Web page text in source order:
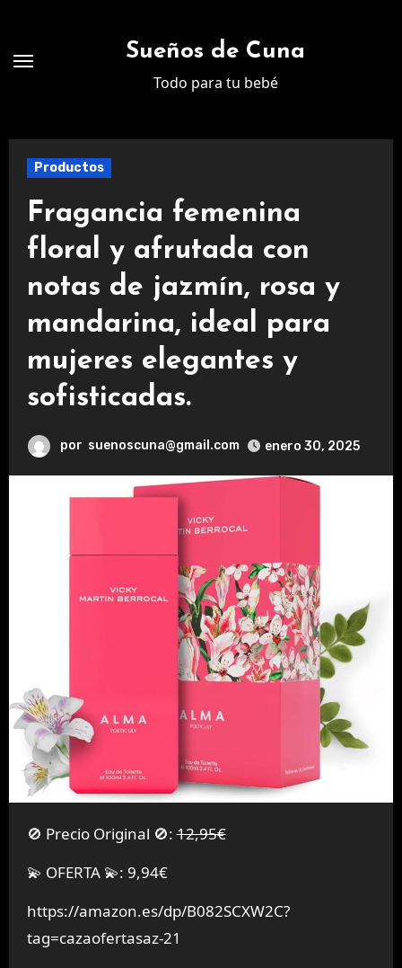
contenido
Sueños de Cuna
Todo para tu bebé
Productos
Fragancia femenina
floral y afrutada con
notas de jazmín, rosa y
mandarina, ideal para
mujeres elegantes y
sofisticadas.
por suenoscuna@gmail.com enero 30, 2025
🚫 Precio Original 🚫:12,95€
💫 OFERTA 💫: 9,94€
https://amazon.es/dp/B082SCXW2C?
tag=cazaofertasaz-21